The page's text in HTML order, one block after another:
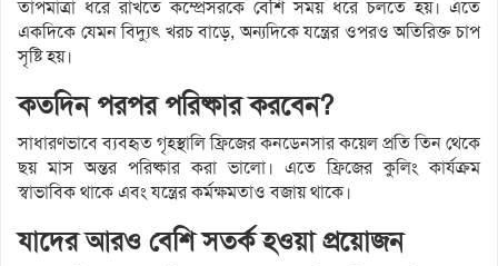
তাপমাত্রা ধরে রাখতে কম্প্রেসরকে বেশি সময় ধরে চলতে হয়। এতে
একদিকে যেমন বিদ্যুৎ খরচ বাড়ে, অন্যদিকে যন্ত্রের ওপরও অতিরিক্ত চাপ
সৃষ্টি হয়।
কতদিন পরপর পরিষ্কার করবেন?
সাধারণভাবে ব্যবহৃত গৃহস্থালি ফ্রিজের কনডেনসার কয়েল প্রতি তিন থেকে
ছয় মাস অন্তর পরিষ্কার করা ভালো। এতে ফ্রিজের কুলিং কার্যক্রম
স্বাভাবিক থাকে এবং যন্ত্রের কর্মক্ষমতাও বজায় থাকে।
যাদের আরও বেশি সতর্ক হওয়া প্রয়োজন